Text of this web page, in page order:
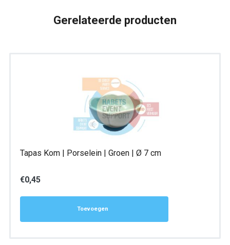
Gerelateerde producten
Tapas Kom | Porselein | Groen | Ø 7 cm
€0,45
Toevoegen